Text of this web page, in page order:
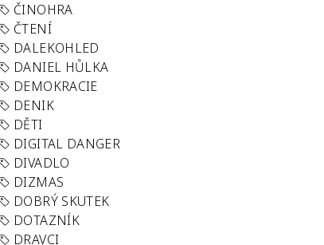
ČINOHRA
ČTENÍ
DALEKOHLED
DANIEL HŮLKA
DEMOKRACIE
DENIK
DĚTI
DIGITAL DANGER
DIVADLO
DIZMAS
DOBRÝ SKUTEK
DOTAZNÍK
DRAVCI